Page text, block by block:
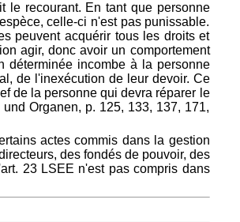
le recourant. En tant que personne
celle-ci n'est pas punissable.
peuvent acquérir tous les droits et
agir, donc avoir un comportement
déterminée incombe à la personne
de l'inexécution de leur devoir. Ce
de la personne qui devra réparer le
Organen, p. 125, 133, 137, 171,
actes commis dans la gestion
des fondés de pouvoir, des
23 LSEE n'est pas compris dans